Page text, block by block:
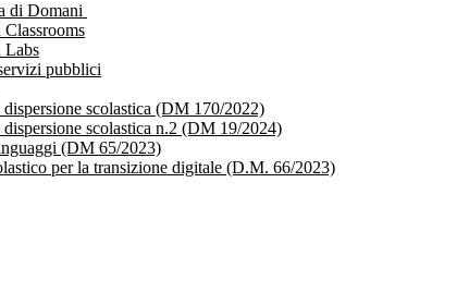
di Domani
Labs
pubblici
scolastica (DM 170/2022)
scolastica n.2 (DM 19/2024)
(DM 65/2023)
per la transizione digitale (D.M. 66/2023)